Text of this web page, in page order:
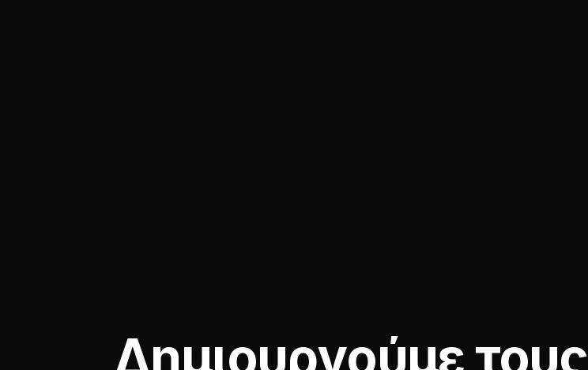
Δημιουργούμε τους